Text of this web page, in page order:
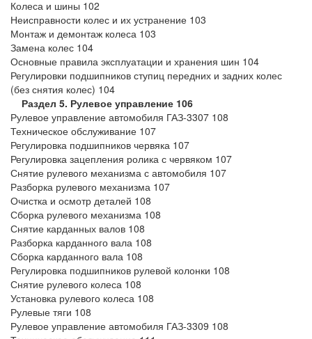
Колеса и шины 102
Неисправности колес и их устранение 103
Монтаж и демонтаж колеса 103
Замена колес 104
Основные правила эксплуатации и хранения шин 104
Регулировки подшипников ступиц передних и задних колес
(без снятия колес) 104
Раздел 5. Рулевое управление 106
Рулевое управление автомобиля ГАЗ-3307 108
Техническое обслуживание 107
Регулировка подшипников червяка 107
Регулировка зацепления ролика с червяком 107
Снятие рулевого механизма с автомобиля 107
Разборка рулевого механизма 107
Очистка и осмотр деталей 108
Сборка рулевого механизма 108
Снятие карданных валов 108
Разборка карданного вала 108
Сборка карданного вала 108
Регулировка подшипников рулевой колонки 108
Снятие рулевого колеса 108
Установка рулевого колеса 108
Рулевые тяги 108
Рулевое управление автомобиля ГАЗ-3309 108